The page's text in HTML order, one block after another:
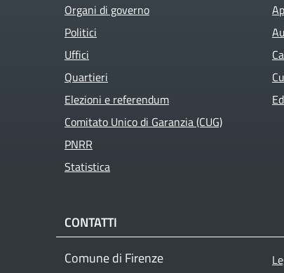
Organi di governo
Politici
Uffici
Quartieri
Elezioni e referendum
Comitato Unico di Garanzia (CUG)
PNRR
Statistica
CONTATTI
Comune di Firenze